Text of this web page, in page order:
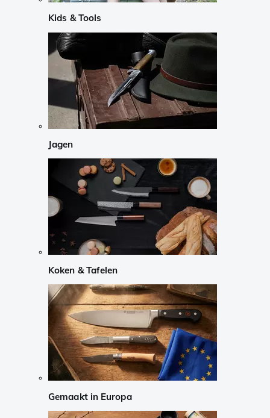
Kids & Tools
Jagen
Koken & Tafelen
Gemaakt in Europa